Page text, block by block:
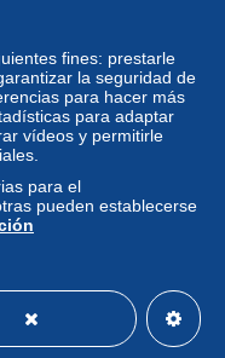
en las
un plazo de14
declaración final
a
y de reembolso
fines: prestarle
la seguridad de
para hacer más
para adaptar
vídeos y permitirle
para el
pueden establecerse